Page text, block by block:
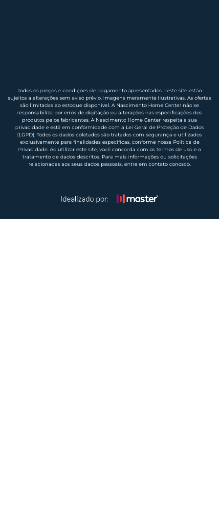
Todos os preços e condições de pagamento apresentados neste site estão
sujeitos a alterações sem aviso prévio. Imagens meramente ilustrativas. As ofertas
são limitadas ao estoque disponível. A Nascimento Home Center não se
responsabiliza por erros de digitação ou alterações nas especificações dos
produtos pelos fabricantes. A Nascimento Home Center respeita a sua
privacidade e está em conformidade com a Lei Geral de Proteção de Dados
(LGPD). Todos os dados coletados são tratados com segurança e utilizados
exclusivamente para finalidades específicas, conforme nossa Política de
Privacidade. Ao utilizar este site, você concorda com os termos de uso e o
tratamento de dados descritos. Para mais informações ou solicitações
relacionadas aos seus dados pessoais, entre em contato conosco.